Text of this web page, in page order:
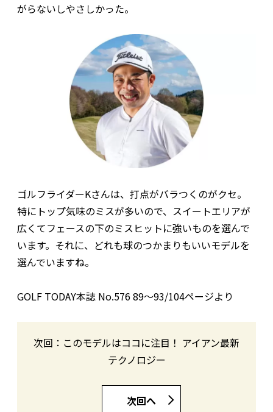
がらないしやさしかった。
ゴルフライダーKさんは、打点がバラつくのがクセ。
特にトップ気味のミスが多いので、スイートエリアが
広くてフェースの下のミスヒットに強いものを選んで
います。それに、どれも球のつかまりもいいモデルを
選んでいますね。
GOLF TODAY本誌 No.576 89〜93/104ページより
次回：このモデルはココに注目！ アイアン最新
テクノロジー
次回へ